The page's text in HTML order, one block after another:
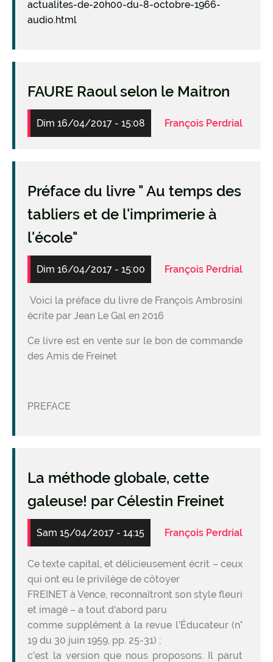
actualites-de-20h00-du-8-octobre-1966-
audio.html
FAURE Raoul selon le Maitron
Dim 16/04/2017 - 15:08 François Perdrial
Préface du livre " Au temps des
tabliers et de l'imprimerie à
l'école"
Dim 16/04/2017 - 15:00 François Perdrial
Voici la préface du livre de François Ambrosini
écrite par Jean Le Gal en 2016
Ce livre est en vente sur le bon de commande
des Amis de Freinet
PREFACE
La méthode globale, cette
galeuse! par Célestin Freinet
Sam 15/04/2017 - 14:15 François Perdrial
Ce texte capital, et délicieusement écrit – ceux
qui ont eu le privilège de côtoyer
FREINET à Vence, reconnaîtront son style fleuri
et imagé – a tout d'abord paru
comme supplément à la revue l'Éducateur (n°
19 du 30 juin 1959, pp. 25-31) ;
c'est la version que nous proposons. Il parut